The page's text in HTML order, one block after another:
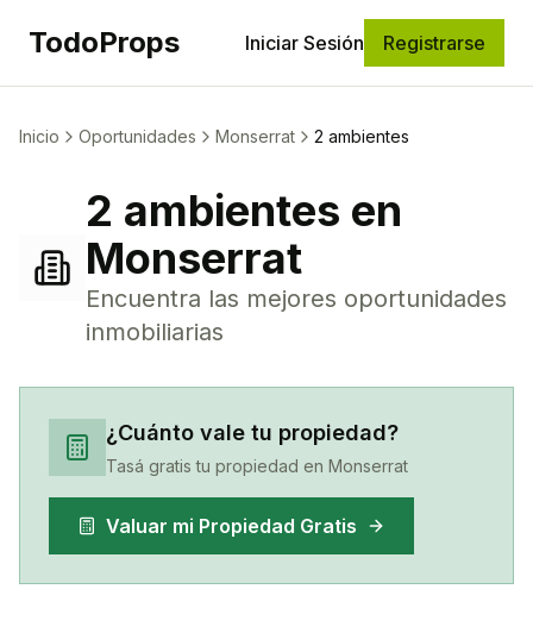
TodoProps Iniciar Sesión Registrarse
Inicio Oportunidades Monserrat 2 ambientes
2 ambientes en
Monserrat
Encuentra las mejores oportunidades
inmobiliarias
¿Cuánto vale tu propiedad?
Tasá gratis tu propiedad en Monserrat
Valuar mi Propiedad Gratis